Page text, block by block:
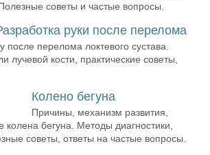
советы и частые вопросы.
руки после перелома
после перелома локтевого сустава.
лучевой кости, практические советы,
Колено бегуна
Причины, механизм развития,
бегуна. Методы диагностики,
советы, ответы на частые вопросы.